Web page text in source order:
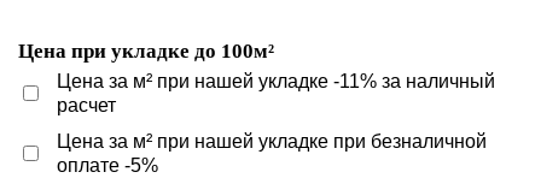
Цена при укладке до 100м²
Цена за м² при нашей укладке -11% за наличный
расчет
Цена за м² при нашей укладке при безналичной
оплате -5%